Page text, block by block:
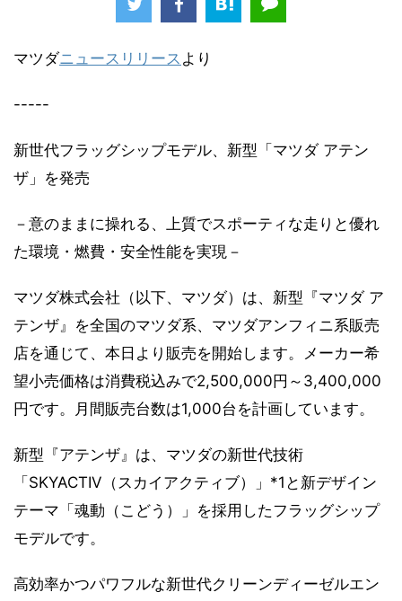
マツダニュースリリース より
-----
新世代フラッグシップモデル、新型「マツダ アテン
ザ」を発売
－意のままに操れる、上質でスポーティな走りと優れ
た環境・燃費・安全性能を実現－
マツダ株式会社（以下、マツダ）は、新型『マツダ ア
テンザ』を全国のマツダ系、マツダアンフィニ系販売
店を通じて、本日より販売を開始します。メーカー希
望小売価格は消費税込みで2,500,000円～3,400,000
円です。月間販売台数は1,000台を計画しています。
新型『アテンザ』は、マツダの新世代技術
「SKYACTIV（スカイアクティブ）」*1と新デザイン
テーマ「魂動（こどう）」を採用したフラッグシップ
モデルです。
高効率かつパワフルな新世代クリーンディーゼルエン